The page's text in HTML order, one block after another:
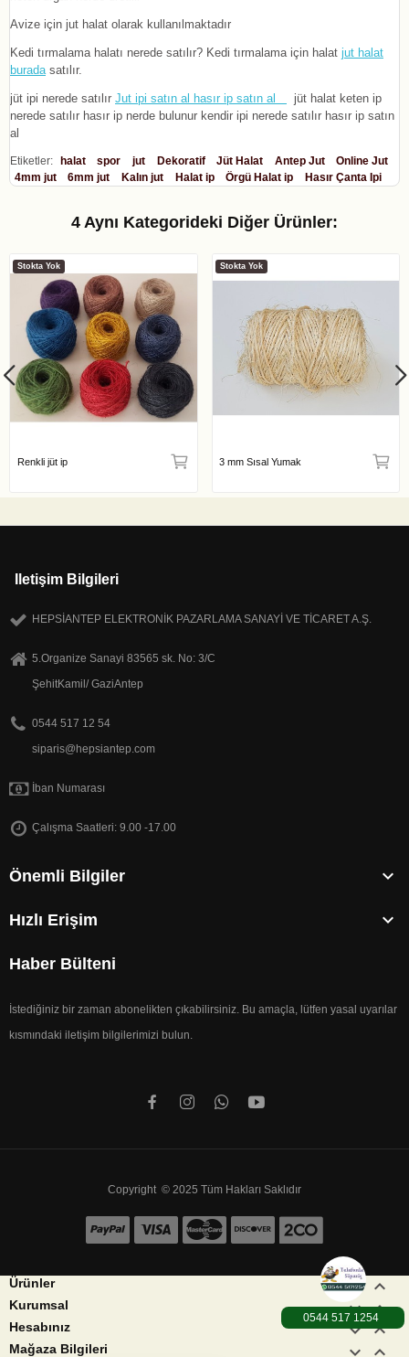
Avize için jut halat olarak kullanılmaktadır
Kedi tırmalama halatı nerede satılır? Kedi tırmalama için halat jut halat
buradasatılır.
jüt ipi nerede satılır Jut ipi satın al hasır ip satın al
jüt halat keten ip
nerede satılır hasır ip nerde bulunur kendir ipi nerede satılır hasır ip satın
al
Etiketler: halat spor jut Dekoratif Jüt Halat Antep Jut
Online Jut
4mm jut
6mm jut Kalın jut Halat ip Örgü Halat ip Hasır Çanta Ipi
4 Aynı Kategorideki Diğer Ürünler:
Stokta Yok
Renkli jüt ip
Stokta Yok
3 mm Sısal Yumak
Iletişim Bilgileri
HEPSİANTEP ELEKTRONİK PAZARLAMA SANAYİ VE TİCARET A.Ş.
5.Organize Sanayi 83565 sk. No: 3/C
ŞehitKamil/ GaziAntep
0544 517 12 54
siparis@hepsiantep.com
İban Numarası
Çalışma Saatleri: 9.00 -17.00
Önemli Bilgiler 
Hızlı Erişim 
Haber Bülteni
İstediğiniz bir zaman abonelikten çıkabilirsiniz. Bu amaçla, lütfen yasal uyarılar
kısmındaki iletişim bilgilerimizi bulun.
Copyright © 2025 Tüm Hakları Saklıdır
Ürünler  
Kurumsal 
Hesabınız 
Mağaza Bilgileri keyboard_arrow_down keyboard_arrow_up
0544 517 1254
1000TL üzeri